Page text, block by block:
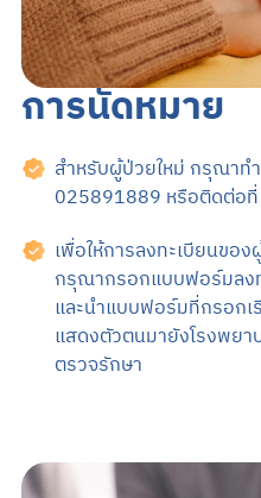
02-
การนัดหมาย
สำหรับผู้ป่วยใหม่ กรุณาท
025891889 หรือติดต่อที่
เพื่อให้การลงทะเบียนขอ
กรุณากรอกแบบฟอร์มลง
และนำแบบฟอร์มที่กรอก
แสดงตัวตนมายังโรงพยา
ตรวจรักษา